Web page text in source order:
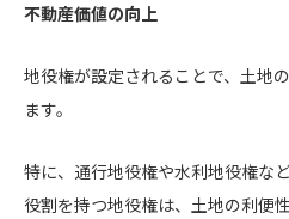
不動産価値の向上
地役権が設定されることで、土地
ます。
特に、通行地役権や水利地役権な
役割を持つ地役権は、土地の利便